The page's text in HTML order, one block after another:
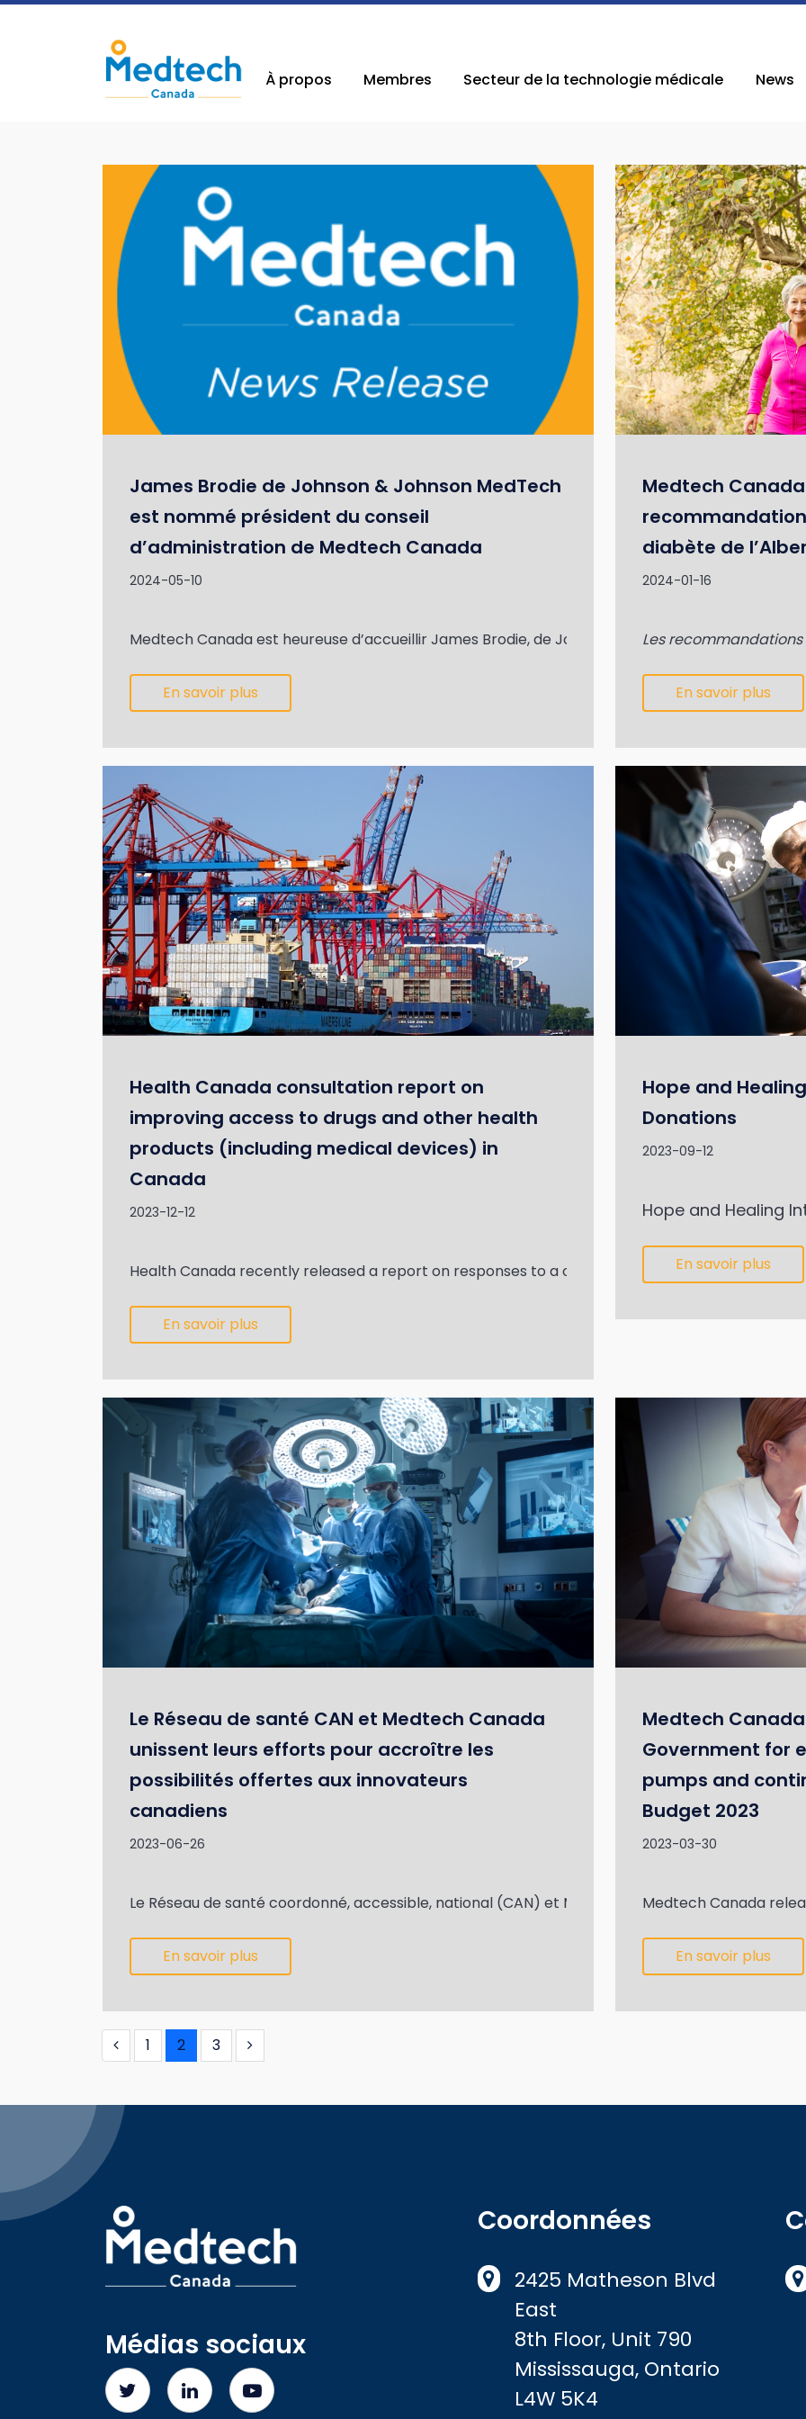
À propos Membres Secteur de la technologie médicale News
James Brodie de Johnson & Johnson MedTech
est nommé président du conseil
d’administration de Medtech Canada
2024-05-10
Medtech Canada est heureuse d’accueillir James Brodie, de Johnson & Johnson MedTech, à
En savoir plus
Medtech
diabète de
2024-01-16
Les recommandations
En savoir plus
Health Canada consultation report on
improving access to drugs and other health
products (including medical devices) in
Canada
2023-12-12
Health Canada recently released a report on responses to a consultation it hosted focused
En savoir plus
Hope and
Donations
2023-09-12
Hope and Healing
En savoir plus
Le Réseau de santé CAN et Medtech Canada
unissent leurs efforts pour accroître les
possibilités offertes aux innovateurs
canadiens
2023-06-26
Le Réseau de santé coordonné, accessible, national (CAN) et Medtech Canada sont ravis
En savoir plus
Medtech
Government for
pumps and
Budget 2023
2023-03-30
Medtech Canada
En savoir plus
1 2 3
Médias sociaux
Coordonnées
2425 Matheson Blvd
East
8th Floor, Unit 790
Mississauga, Ontario
L4W 5K4